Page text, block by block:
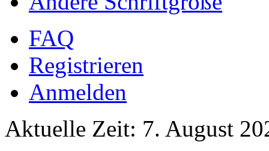
FAQ
Registrieren
Anmelden
Aktuelle Zeit: 7. August